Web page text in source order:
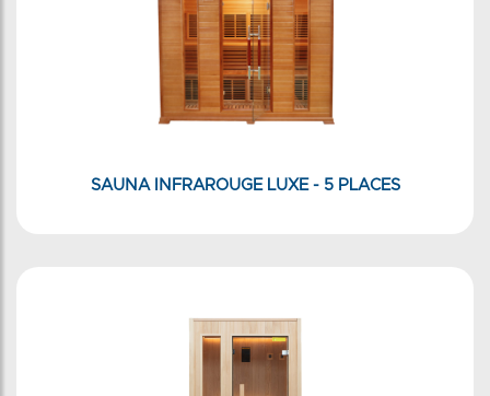
SAUNA INFRAROUGE LUXE - 5 PLACES